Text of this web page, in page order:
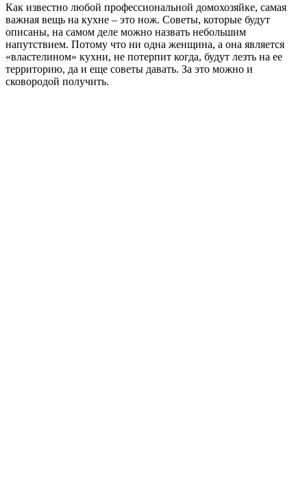
Как известно любой профессиональной домохозяйке, самая
важная вещь на кухне – это нож. Советы, которые будут
описаны, на самом деле можно назвать небольшим
напутствием. Потому что ни одна женщина, а она является
«властелином» кухни, не потерпит когда, будут лезть на ее
территорию, да и еще советы давать. За это можно и
сковородой получить.